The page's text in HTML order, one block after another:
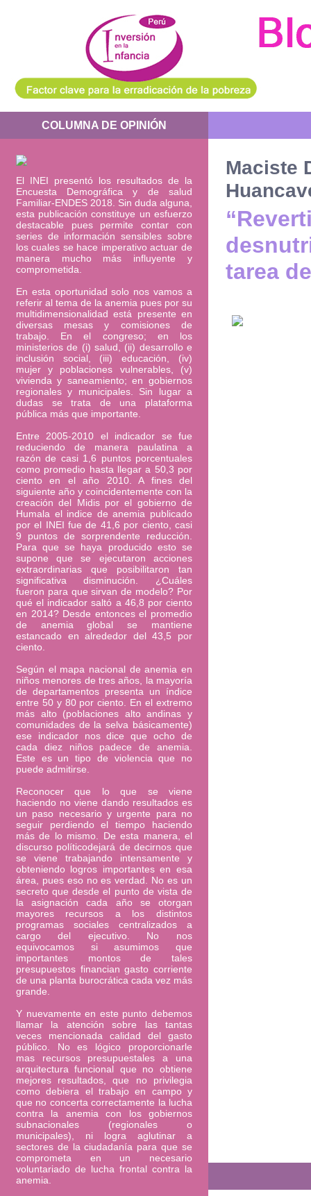
COLUMNA DE OPINIÓN
El INEI presentó los resultados de la
Encuesta Demográfica y de salud
Familiar-ENDES 2018. Sin duda alguna,
esta publicación constituye un esfuerzo
destacable pues permite contar con
series de información sensibles sobre
los cuales se hace imperativo actuar de
manera mucho más influyente y
comprometida.
En esta oportunidad solo nos vamos a
referir al tema de la anemia pues por su
multidimensionalidad está presente en
diversas mesas y comisiones de
trabajo. En el congreso; en los
ministerios de (i) salud, (ii) desarrollo e
inclusión social, (iii) educación, (iv)
mujer y poblaciones vulnerables, (v)
vivienda y saneamiento; en gobiernos
regionales y municipales. Sin lugar a
dudas se trata de una plataforma
pública más que importante.
Entre 2005-2010 el indicador se fue
reduciendo de manera paulatina a
razón de casi 1,6 puntos porcentuales
como promedio hasta llegar a 50,3 por
ciento en el año 2010. A fines del
siguiente año y coincidentemente con la
creación del Midis por el gobierno de
Humala el indice de anemia publicado
por el INEI fue de 41,6 por ciento, casi
9 puntos de sorprendente reducción.
Para que se haya producido esto se
supone que se ejecutaron acciones
extraordinarias que posibilitaron tan
significativa disminución. ¿Cuáles
fueron para que sirvan de modelo? Por
qué el indicador saltó a 46,8 por ciento
en 2014? Desde entonces el promedio
de anemia global se mantiene
estancado en alrededor del 43,5 por
ciento.
Según el mapa nacional de anemia en
niños menores de tres años, la mayoría
de departamentos presenta un índice
entre 50 y 80 por ciento. En el extremo
más alto (poblaciones alto andinas y
comunidades de la selva básicamente)
ese indicador nos dice que ocho de
cada diez niños padece de anemia.
Este es un tipo de violencia que no
puede admitirse.
Reconocer que lo que se viene
haciendo no viene dando resultados es
un paso necesario y urgente para no
seguir perdiendo el tiempo haciendo
más de lo mismo. De esta manera, el
discurso políticodejará de decirnos que
se viene trabajando intensamente y
obteniendo logros importantes en esa
área, pues eso no es verdad. No es un
secreto que desde el punto de vista de
la asignación cada año se otorgan
mayores recursos a los distintos
programas sociales centralizados a
cargo del ejecutivo. No nos
equivocamos si asumimos que
importantes montos de tales
presupuestos financian gasto corriente
de una planta burocrática cada vez más
grande.
Y nuevamente en este punto debemos
llamar la atención sobre las tantas
veces mencionada calidad del gasto
público. No es lógico proporcionarle
mas recursos presupuestales a una
arquitectura funcional que no obtiene
mejores resultados, que no privilegia
como debiera el trabajo en campo y
que no concerta correctamente la lucha
contra la anemia con los gobiernos
subnacionales (regionales o
municipales), ni logra aglutinar a
sectores de la ciudadanía para que se
comprometa en un necesario
voluntariado de lucha frontal contra la
anemia.
Maciste
tarea